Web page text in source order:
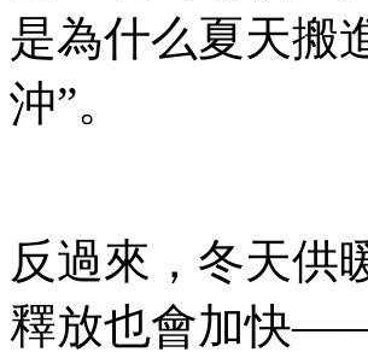
是為什么夏天搬
沖”。
反過來，冬天供
釋放也會加快——